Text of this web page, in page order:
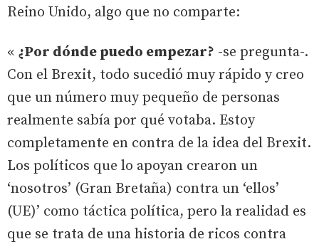
Reino Unido, algo que no comparte:
« ¿Por dónde puedo empezar? -se pregunta-.
Con el Brexit, todo sucedió muy rápido y creo
que un número muy pequeño de personas
realmente sabía por qué votaba. Estoy
completamente en contra de la idea del Brexit.
Los políticos que lo apoyan crearon un
‘nosotros’ (Gran Bretaña) contra un ‘ellos’
(UE)’ como táctica política, pero la realidad es
que se trata de una historia de ricos contra